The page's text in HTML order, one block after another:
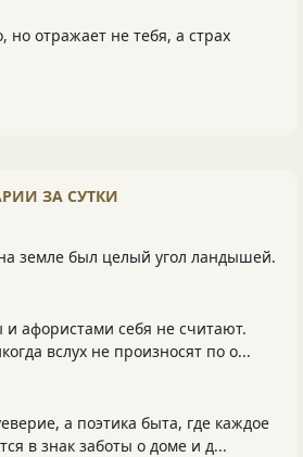
но отражает не тебя, а страх
ЗА СУТКИ
земле был целый угол ландышей.
афористами себя не считают.
вслух не произносят по о...
а поэтика быта, где каждое
в знак заботы о доме и д...